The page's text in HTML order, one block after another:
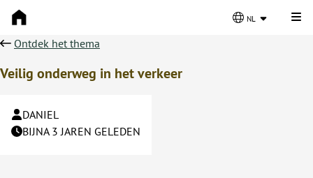
nl
Ontdek het thema
Veilig onderweg in het verkeer
DANIEL
BIJNA 3 JAREN GELEDEN